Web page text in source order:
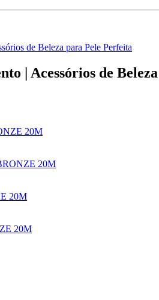
de Beleza para Pele Perfeita
| Acessórios de
20M
20M
20M
20M